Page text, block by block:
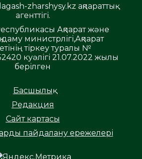
zharshysy.kz ақпараттық
агенттігі.
Ақпарат және
министрлігі,Ақпарат
тіркеу туралы №
куәлігі 21.07.2022 жылы
берілген
Басшылық
Редакция
Сайт картасы
пайдалану ережелері